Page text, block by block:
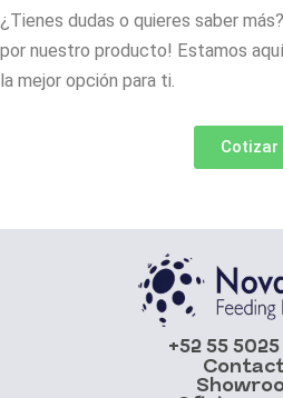
¿Tienes dudas o quieres saber
por nuestro producto! Estamos
la mejor opción para ti.
Cotizar
+52 55